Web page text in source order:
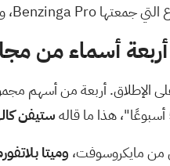
التي جمعتهاBenzinga Pro،
أسماء من مجلة ماج 7 في
ستيفن
من مايكروسوفت، وميتا